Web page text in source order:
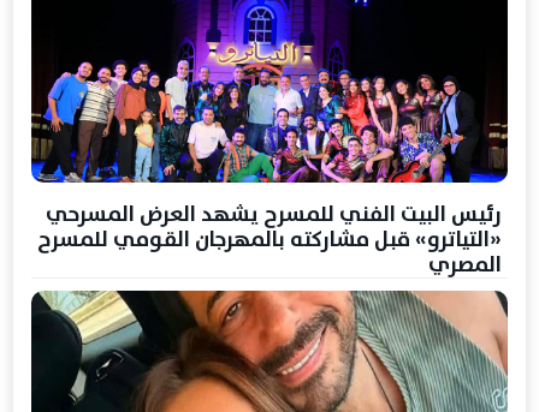
رئيس البيت الفني للمسرح يشهد العرض المسرحي
«التياترو» قبل مشاركته بالمهرجان القومي للمسرح
المصري